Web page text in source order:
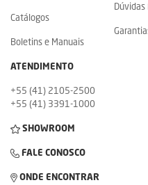
Catálogos
Boletins e Manuais
ATENDIMENTO
+55 (41) 2105-2500
+55 (41) 3391-1000
SHOWROOM
FALE CONOSCO
ONDE ENCONTRAR